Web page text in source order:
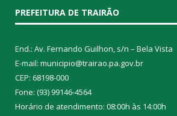
PREFEITURA DE TRAIRÃO
End.: Av. Fernando Guilhon, s/n – Bela Vista
E-mail: municipio@trairao.pa.gov.br
CEP: 68198-000
Fone: (93) 99146-4564
Horário de atendimento: 08:00h às 14:00h